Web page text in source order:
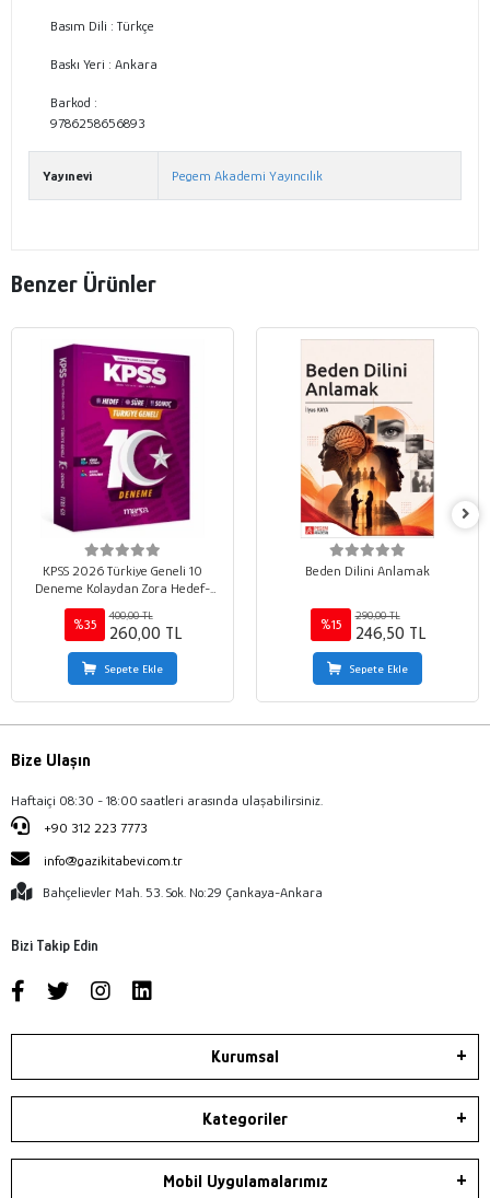
Basım Dili : Türkçe
Baskı Yeri : Ankara
Barkod :
9786258656893
Yayınevi Pegem Akademi Yayıncılık
Benzer Ürünler
KPSS 2026 Türkiye Geneli 10
Deneme Kolaydan Zora Hedef-
Süre-Sonuç
%35
400,00 TL
260,00 TL
Sepete Ekle
Beden Dilini Anlamak
%15
290,00 TL
246,50 TL
Sepete Ekle
Bize Ulaşın
Haftaiçi 08:30 - 18:00 saatleri arasında ulaşabilirsiniz.
+90 312 223 7773
info@gazikitabevi.com.tr
Bahçelievler Mah. 53. Sok. No:29 Çankaya-Ankara
Bizi Takip Edin
Kurumsal
Kategoriler
Mobil Uygulamalarımız